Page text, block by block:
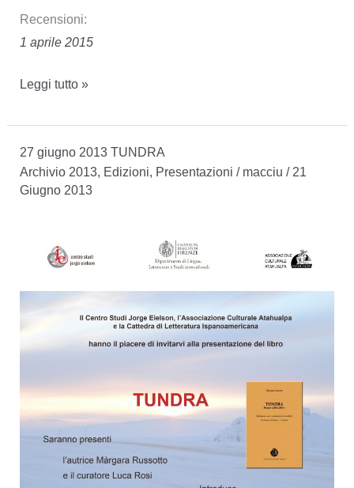
Recensioni:
1 aprile 2015
23
2015
Covarrubias
a
Roma
Leggi tutto »
27 giugno 2013 TUNDRA
Archivio 2013, Edizioni, Presentazioni / macciu / 21
Giugno 2013